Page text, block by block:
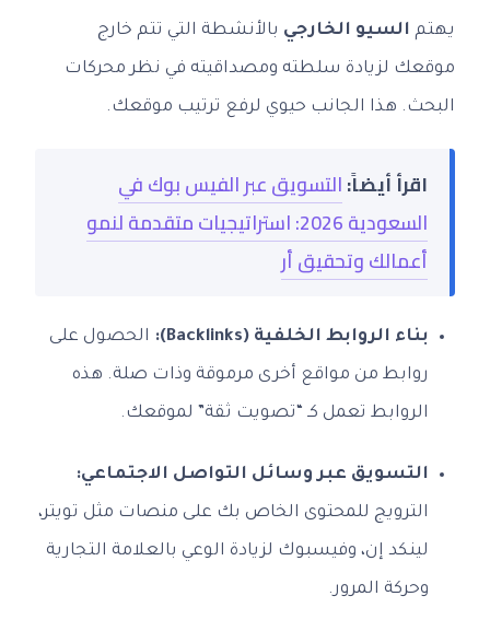
يهتم السيو الخارجي بالأنشطة التي تتم خارج
موقعك لزيادة سلطته ومصداقيته في نظر محركات
البحث. هذا الجانب حيوي لرفع ترتيب موقعك.
اقرأ أيضاً:التسويق عبر الفيس بوك في
السعودية 2026: استراتيجيات متقدمة لنمو
أعمالك وتحقيق أر
بناء الروابط الخلفية (Backlinks): الحصول على
روابط من مواقع أخرى مرموقة وذات صلة. هذه
الروابط تعمل كـ “تصويت ثقة” لموقعك.
التسويق عبر وسائل التواصل الاجتماعي:
الترويج للمحتوى الخاص بك على منصات مثل تويتر،
لينكد إن، وفيسبوك لزيادة الوعي بالعلامة التجارية
وحركة المرور.